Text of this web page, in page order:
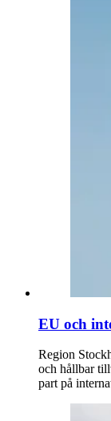
EU och
Region
och hållbar
part på